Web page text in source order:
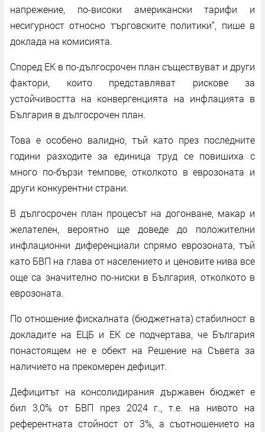
напрежение, по-високи американски тарифи и
несигурност относно търговските политики“, пише в
доклада на комисията.
Според ЕК в по-дългосрочен план съществуват и други
фактори, които представляват рискове за
устойчивостта на конвергенцията на инфлацията в
България в дългосрочен план.
Това е особено валидно, тъй като през последните
години разходите за единица труд се повишиха с
много по-бързи темпове, отколкото в еврозоната и
други конкурентни страни.
В дългосрочен план процесът на догонване, макар и
желателен, вероятно ще доведе до положителни
инфлационни диференциали спрямо еврозоната, тъй
като БВП на глава от населението и ценовите нива все
още са значително по-ниски в България, отколкото в
еврозоната.
По отношение фискалната (бюджетната) стабилност в
докладите на ЕЦБ и ЕК се подчертава, че България
понастоящем не е обект на Решение на Съвета за
наличието на прекомерен дефицит.
Дефицитът на консолидирания държавен бюджет е
бил 3,0% от БВП през 2024 г., т.е. на нивото на
референтната стойност от 3%, а съотношението на